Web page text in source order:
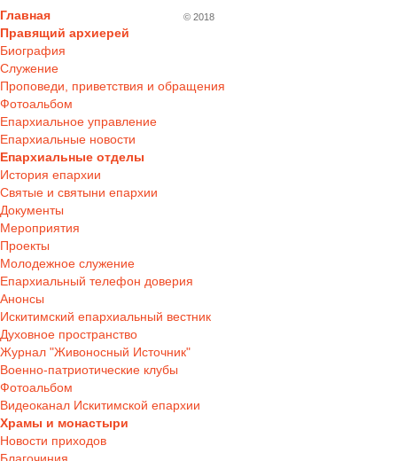
Главная
Правящий архиерей
Биография
Служение
Проповеди, приветствия и обращения
Фотоальбом
Епархиальное управление
Епархиальные новости
Епархиальные отделы
История епархии
Святые и святыни епархии
Документы
Мероприятия
Проекты
Молодежное служение
Епархиальный телефон доверия
Анонсы
Искитимский епархиальный вестник
Духовное пространство
Журнал "Живоносный Источник"
Военно-патриотические клубы
Фотоальбом
Видеоканал Искитимской епархии
Храмы и монастыри
Новости приходов
© 2018